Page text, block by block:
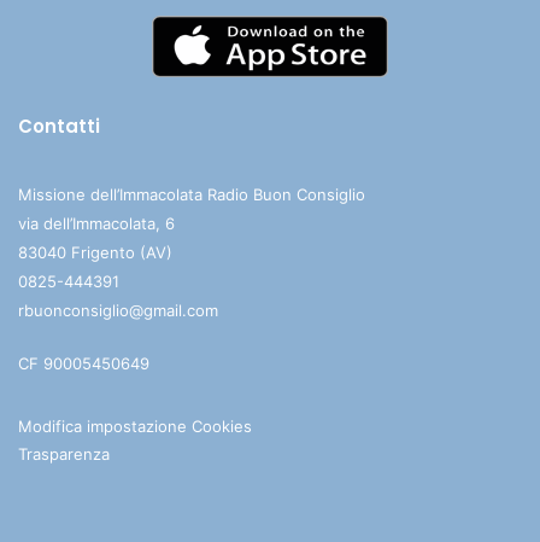
Contatti
Missione dell’Immacolata Radio Buon Consiglio
via dell’Immacolata, 6
83040 Frigento (AV)
0825-444391
rbuonconsiglio@gmail.com
CF 90005450649
Modifica impostazione Cookies
Trasparenza